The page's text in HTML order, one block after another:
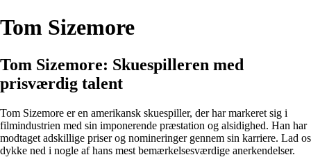
Tom Sizemore
Tom Sizemore: Skuespilleren med
prisværdig talent
Tom Sizemore er en amerikansk skuespiller, der har markeret sig i
filmindustrien med sin imponerende præstation og alsidighed. Han har
modtaget adskillige priser og nomineringer gennem sin karriere. Lad os
dykke ned i nogle af hans mest bemærkelsesværdige anerkendelser.